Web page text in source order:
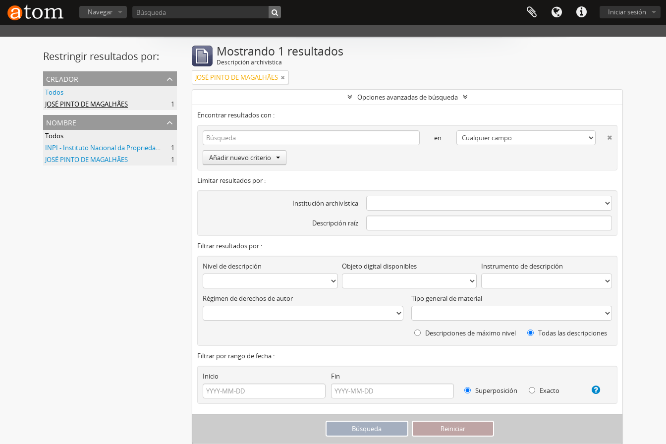
Iniciar sesión
Navegar
Restringir resultados por:
creador
Todos
JOSÉ PINTO DE MAGALHÃES
1
nombre
Todos
INPI - Instituto Nacional da Propriedade Industrial
1
JOSÉ PINTO DE MAGALHÃES
1
Mostrando 1 resultados
Descripción archivística
JOSÉ PINTO DE MAGALHÃES
Opciones avanzadas de búsqueda
Encontrar resultados con :
en
Añadir nuevo criterio
Limitar resultados por :
Institución archivística
Descripción raíz
Filtrar resultados por :
Nivel de descripción Objeto digital disponibles Instrumento de descripción
Régimen de derechos de autor Tipo general de material
Descripciones de máximo nivel Todas las descripciones
Filtrar por rango de fecha :
Inicio
Fin
Superposición
Exacto